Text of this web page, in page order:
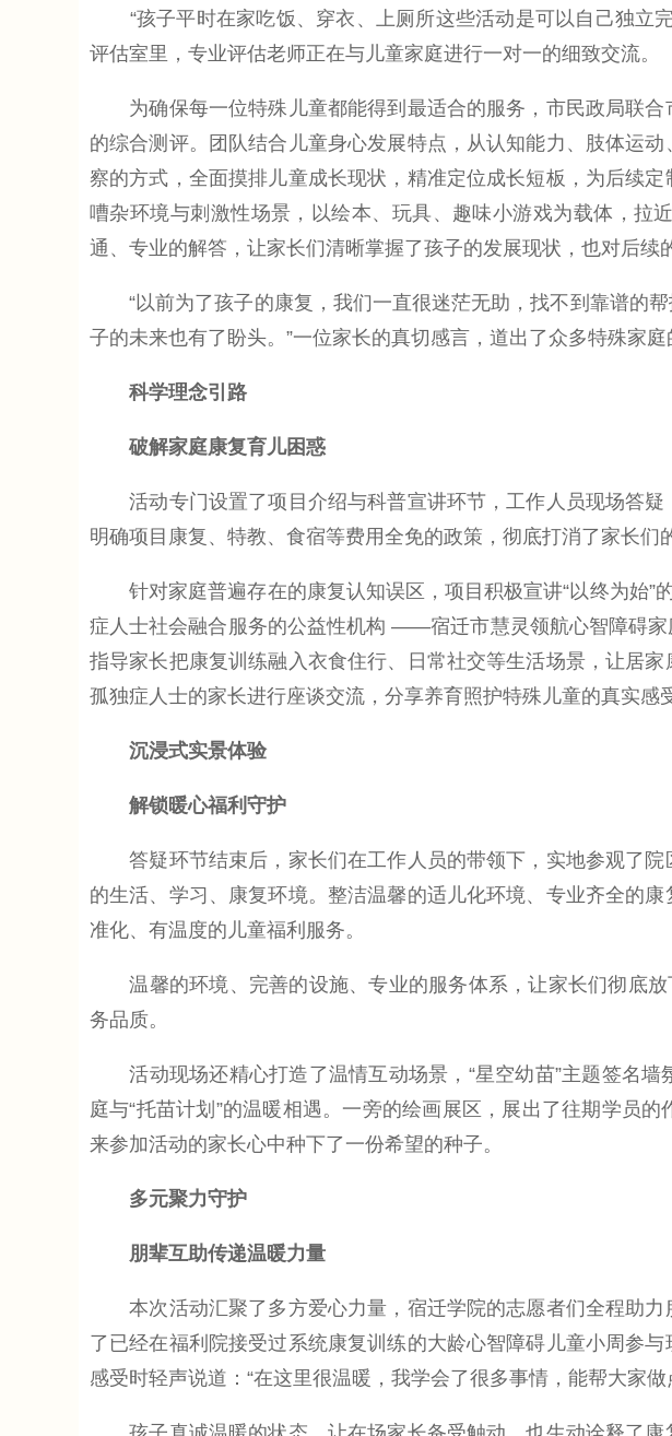
“孩子平时在家吃饭、穿衣、上厕所这些活动是可以自己独立
评估室里，专业评估老师正在与儿童家庭进行一对一的细致交流。
为确保每一位特殊儿童都能得到最适合的服务，市民政局联合
的综合测评。团队结合儿童身心发展特点，从认知能力、肢体运
察的方式，全面摸排儿童成长现状，精准定位成长短板，为后续
嘈杂环境与刺激性场景，以绘本、玩具、趣味小游戏为载体，拉
通、专业的解答，让家长们清晰掌握了孩子的发展现状，也对后续
“以前为了孩子的康复，我们一直很迷茫无助，找不到靠谱的帮
子的未来也有了盼头。”一位家长的真切感言，道出了众多特殊家庭
科学理念引路
破解家庭康复育儿困惑
活动专门设置了项目介绍与科普宣讲环节，工作人员现场答疑
明确项目康复、特教、食宿等费用全免的政策，彻底打消了家长们
针对家庭普遍存在的康复认知误区，项目积极宣讲“以终为始”
症人士社会融合服务的公益性机构 ——宿迁市慧灵领航心智障碍家
指导家长把康复训练融入衣食住行、日常社交等生活场景，让居
孤独症人士的家长进行座谈交流，分享养育照护特殊儿童的真实感
沉浸式实景体验
解锁暖心福利守护
答疑环节结束后，家长们在工作人员的带领下，实地参观了院
的生活、学习、康复环境。整洁温馨的适儿化环境、专业齐全的
准化、有温度的儿童福利服务。
温馨的环境、完善的设施、专业的服务体系，让家长们彻底放
务品质。
活动现场还精心打造了温情互动场景，“星空幼苗”主题签名墙
庭与“托苗计划”的温暖相遇。一旁的绘画展区，展出了往期学员
来参加活动的家长心中种下了一份希望的种子。
多元聚力守护
朋辈互助传递温暖力量
本次活动汇聚了多方爱心力量，宿迁学院的志愿者们全程助力
了已经在福利院接受过系统康复训练的大龄心智障碍儿童小周参
感受时轻声说道：“在这里很温暖，我学会了很多事情，能帮大家做